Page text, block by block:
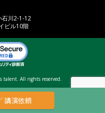
石川2-1-12
ビル10階
talent. All rights reserved.
講演依頼